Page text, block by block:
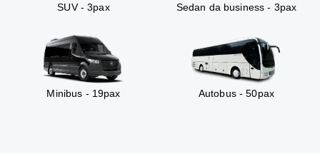
SUV - 3pax Sedan da business - 3pax
Minibus - 19pax Autobus - 50pax